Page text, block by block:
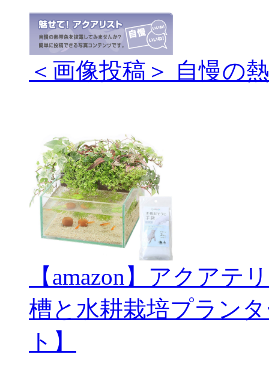
＜画像投稿＞ 自慢の
【amazon】アクアテ
槽と水耕栽培プラン
ト】